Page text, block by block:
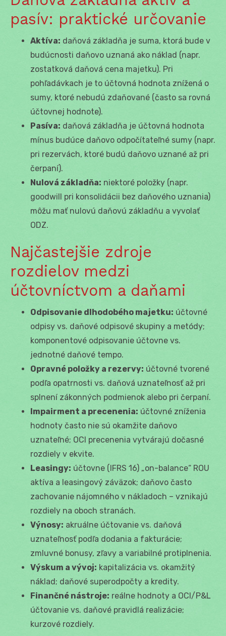
pasív: praktické určovanie
Aktíva: daňová základňa je suma, ktorá bude v
budúcnosti daňovo uznaná ako náklad (napr.
zostatková daňová cena majetku). Pri
pohľadávkach je to účtovná hodnota znížená o
sumy, ktoré nebudú zdaňované (často sa rovná
účtovnej hodnote).
Pasíva: daňová základňa je účtovná hodnota
mínus budúce daňovo odpočítateľné sumy (napr.
pri rezervách, ktoré budú daňovo uznané až pri
čerpaní).
Nulová základňa: niektoré položky (napr.
goodwill pri konsolidácii bez daňového uznania)
môžu mať nulovú daňovú základňu a vyvolať
ODZ.
Najčastejšie zdroje
rozdielov medzi
účtovníctvom a daňami
Odpisovanie dlhodobého majetku: účtovné
odpisy vs. daňové odpisové skupiny a metódy;
komponentové odpisovanie účtovne vs.
jednotné daňové tempo.
Opravné položky a rezervy: účtovné tvorené
podľa opatrnosti vs. daňová uznateľnosť až pri
splnení zákonných podmienok alebo pri čerpaní.
Impairment a precenenia: účtovné zníženia
hodnoty často nie sú okamžite daňovo
uznateľné; OCI precenenia vytvárajú dočasné
rozdiely v ekvite.
Leasingy: účtovne (IFRS 16) „on-balance“ ROU
aktíva a leasingový záväzok; daňovo často
zachovanie nájomného v nákladoch – vznikajú
rozdiely na oboch stranách.
Výnosy: akruálne účtovanie vs. daňová
uznateľnosť podľa dodania a fakturácie;
zmluvné bonusy, zľavy a variabilné protiplnenia.
Výskum a vývoj: kapitalizácia vs. okamžitý
náklad; daňové superodpočty a kredity.
Finančné nástroje: reálne hodnoty a OCI/P&L
účtovanie vs. daňové pravidlá realizácie;
kurzové rozdiely.